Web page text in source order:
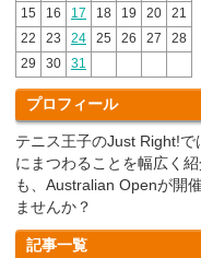
15
16 17 18 19 20
21
22
23 24 25 26 27
28
29
30 31
プロフィール
テニス王子のJust Right!
にまつわることを幅広く
も、Australian Openが開
ませんか？
記事一覧